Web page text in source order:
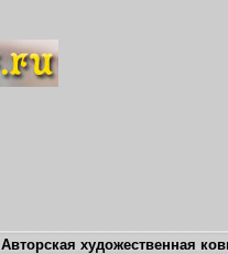
Авторская художественная